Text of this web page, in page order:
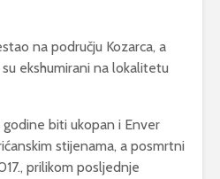
na području Kozarca, a
ekshumirani na lokalitetu
biti ukopan i Enver
stijenama, a posmrtni
prilikom posljednje